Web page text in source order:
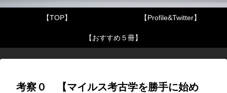
【TOP】 【Profile&Twitter】
【おすすめ５冊】
考察０ 【マイルス考古学を勝手に始め